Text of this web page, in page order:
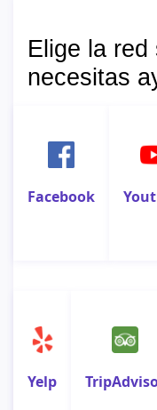
Elige la
necesitas
Facebook
Yelp